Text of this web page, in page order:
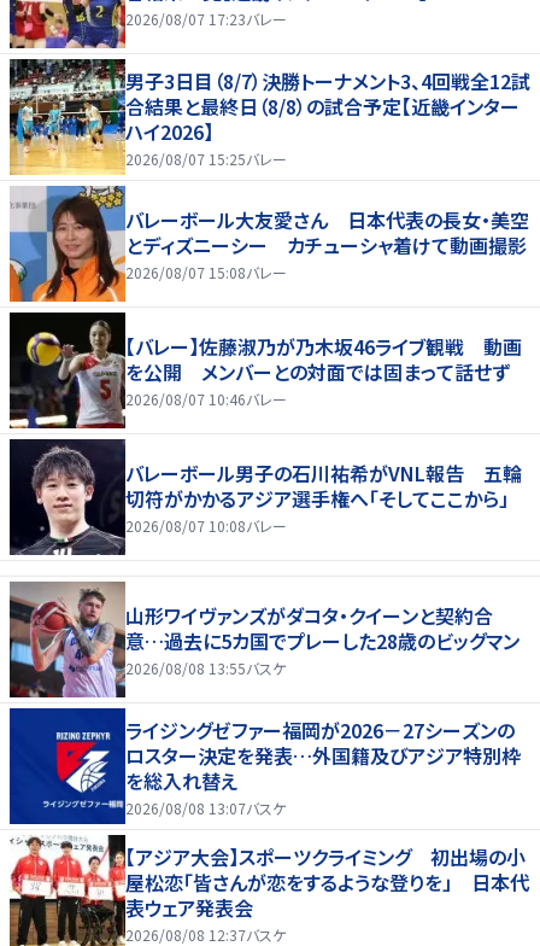
2026/08/07 17:23バレー
男子3日目（8/7）決勝トーナメント3、4回戦全12試
合結果と最終日（8/8）の試合予定【近畿インター
ハイ2026】
2026/08/07 15:25バレー
バレーボール大友愛さん 日本代表の長女・美空
とディズニーシー カチューシャ着けて動画撮影
2026/08/07 15:08バレー
【バレー】佐藤淑乃が乃木坂46ライブ観戦 動画
を公開 メンバーとの対面では固まって話せず
2026/08/07 10:46バレー
バレーボール男子の石川祐希がVNL報告 五輪
切符がかかるアジア選手権へ「そしてここから」
2026/08/07 10:08バレー
山形ワイヴァンズがダコタ・クイーンと契約合
意…過去に5カ国でプレーした28歳のビッグマン
2026/08/08 13:55バスケ
ライジングゼファー福岡が2026－27シーズンの
ロスター決定を発表…外国籍及びアジア特別枠
を総入れ替え
2026/08/08 13:07バスケ
【アジア大会】スポーツクライミング 初出場の小
屋松恋「皆さんが恋をするような登りを」 日本代
表ウェア発表会
2026/08/08 12:37バスケ